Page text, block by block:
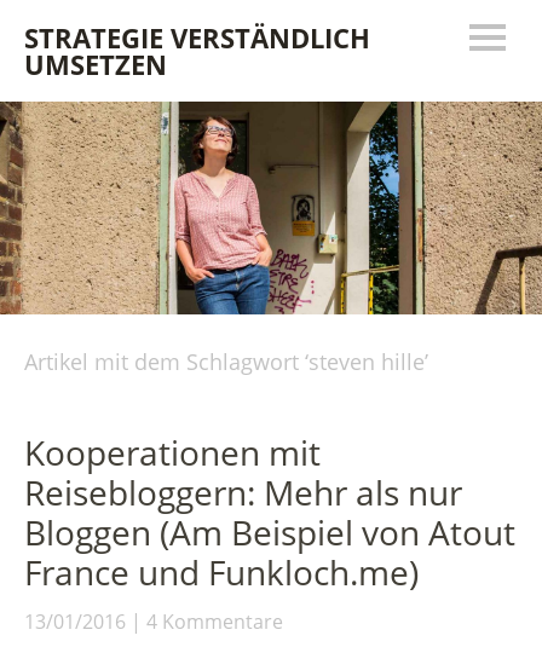
STRATEGIE VERSTÄNDLICH
UMSETZEN
Artikel mit dem Schlagwort ‘steven hille’
Kooperationen mit
Reisebloggern: Mehr als nur
Bloggen (Am Beispiel von Atout
France und Funkloch.me)
13/01/2016 4 Kommentare